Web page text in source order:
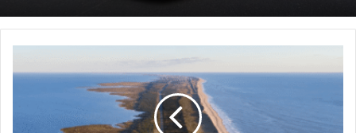
Исследование показало, что в Портленде
самый высокий уровень угона
автомобилей на душу населения в США
к